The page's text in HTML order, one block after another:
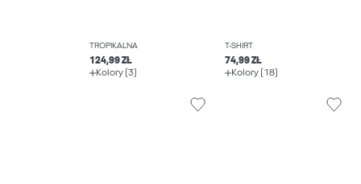
TROPIKALNA
124,99 ZŁ
Kolory (3)
T-SHIRT
74,99 ZŁ
Kolory (18)